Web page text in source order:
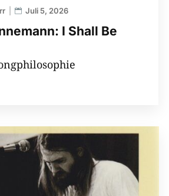
I Shall Be
Juli 5, 2026